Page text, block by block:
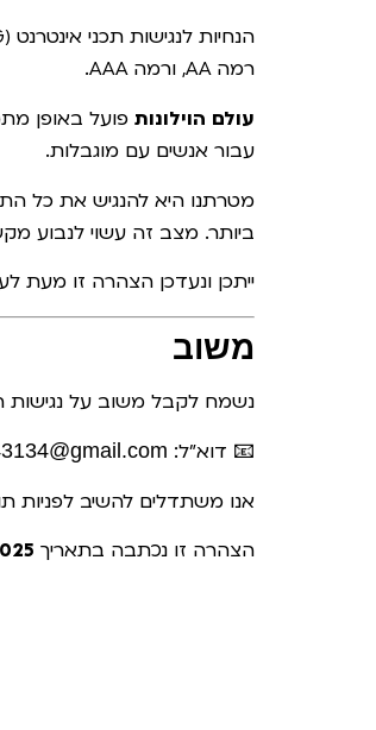
רמה AA, ורמה AAA.
עולם הוילונות פועל באופן
עבור אנשים עם מוגבלות.
מטרתנו היא להנגיש את כל
ביותר. מצב זה עשוי לנבוע
ייתכן ונעדכן הצהרה זו מעת
משוב
נשמח לקבל משוב על
📧 דוא"ל:
אנו משתדלים להשיב לפניות תוך 3–5 ימי
הצהרה זו נכתבה בתאריך